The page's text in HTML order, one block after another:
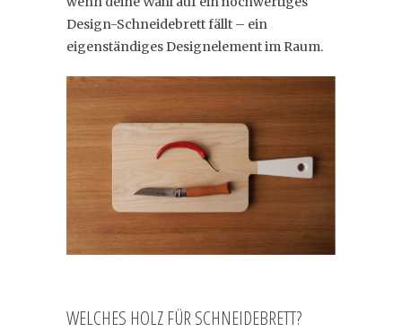
Design-Schneidebrett fällt – ein
eigenständiges Designelement im Raum.
WELCHES HOLZ FÜR SCHNEIDEBRETT?